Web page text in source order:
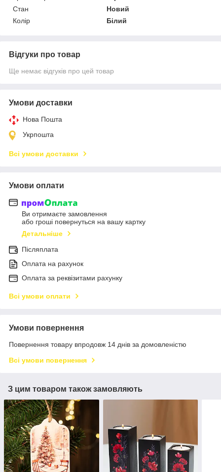
Стан
Новий
Колір
Білий
Відгуки про товар
Ще немає відгуків про цей товар
Умови доставки
Нова Пошта
Укрпошта
Всі умови доставки
Умови оплати
Ви отримаєте замовлення
або гроші повернуться на вашу картку
Детальніше
Післяплата
Оплата на рахунок
Оплата за реквізитами рахунку
Всі умови оплати
Умови повернення
Повернення товару впродовж 14 днів за домовленістю
Всі умови повернення
З цим товаром також замовляють